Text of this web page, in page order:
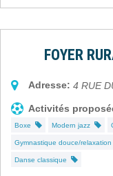
FOYER
Adresse: 4 RUE
Activités
Boxe Modern jazz
Gymnastique douce/relaxation
Danse classique